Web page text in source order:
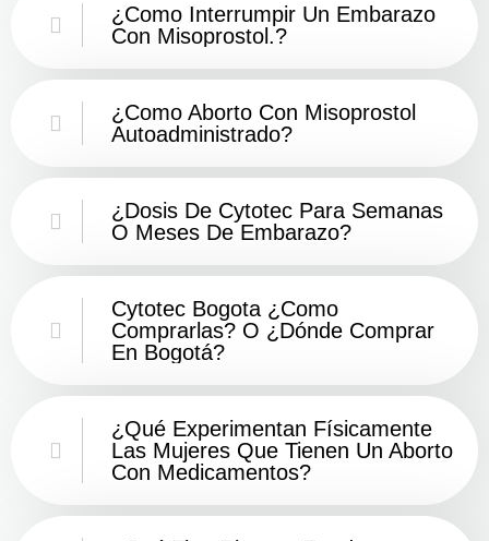
¿como Interrumpir Un Embarazo
Con Misoprostol.?
¿Como Aborto Con Misoprostol
Autoadministrado?
¿Dosis De Cytotec Para Semanas
O Meses De Embarazo?
Cytotec Bogota ¿Como
Comprarlas? O ¿Dónde Comprar
En Bogotá?
¿Qué Experimentan Físicamente
Las Mujeres Que Tienen Un Aborto
Con Medicamentos?